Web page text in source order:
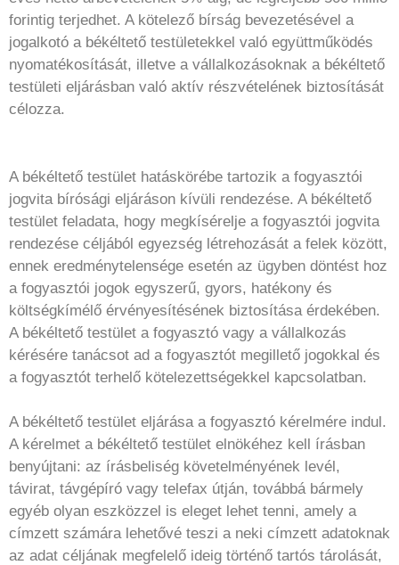
forintig terjedhet. A kötelező bírság bevezetésével a
jogalkotó a békéltető testületekkel való együttműködés
nyomatékosítását, illetve a vállalkozásoknak a békéltető
testületi eljárásban való aktív részvételének biztosítását
célozza.
A békéltető testület hatáskörébe tartozik a fogyasztói
jogvita bírósági eljáráson kívüli rendezése. A békéltető
testület feladata, hogy megkísérelje a fogyasztói jogvita
rendezése céljából egyezség létrehozását a felek között,
ennek eredménytelensége esetén az ügyben döntést hoz
a fogyasztói jogok egyszerű, gyors, hatékony és
költségkímélő érvényesítésének biztosítása érdekében.
A békéltető testület a fogyasztó vagy a vállalkozás
kérésére tanácsot ad a fogyasztót megillető jogokkal és
a fogyasztót terhelő kötelezettségekkel kapcsolatban.
A békéltető testület eljárása a fogyasztó kérelmére indul.
A kérelmet a békéltető testület elnökéhez kell írásban
benyújtani: az írásbeliség követelményének levél,
távirat, távgépíró vagy telefax útján, továbbá bármely
egyéb olyan eszközzel is eleget lehet tenni, amely a
címzett számára lehetővé teszi a neki címzett adatoknak
az adat céljának megfelelő ideig történő tartós tárolását,